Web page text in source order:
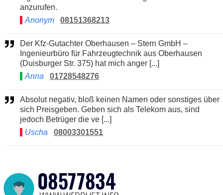
anzurufen.
Anonym
08151368213
Der Kfz-Gutachter Oberhausen – Stern GmbH –
Ingenieurbüro für Fahrzeugtechnik aus Oberhausen
(Duisburger Str. 375) hat mich anger [...]
Anna
01728548276
Absolut negativ, bloß keinen Namen oder sonstiges über
sich Preisgeben. Geben sich als Telekom aus, sind
jedoch Betrüger die ve [...]
Uscha
08003301551